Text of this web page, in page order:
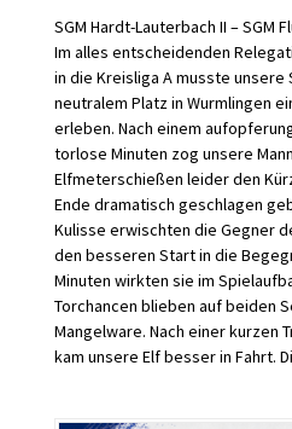
SGM Hardt-Lauterbach II – SGM
Im alles entscheidenden
in die Kreisliga A musste unsere
neutralem Platz in Wurmlingen
erleben. Nach einem
torlose Minuten zog unsere
Elfmeterschießen leider den
Ende dramatisch geschlagen
Kulisse erwischten die Gegner
den besseren Start in die
Minuten wirkten sie im
Torchancen blieben auf beiden
Mangelware. Nach einer kurzen
kam unsere Elf besser in Fahrt.